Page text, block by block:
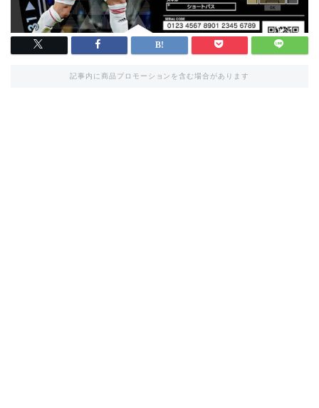
記事内に商品プロモーションを含む場合があります